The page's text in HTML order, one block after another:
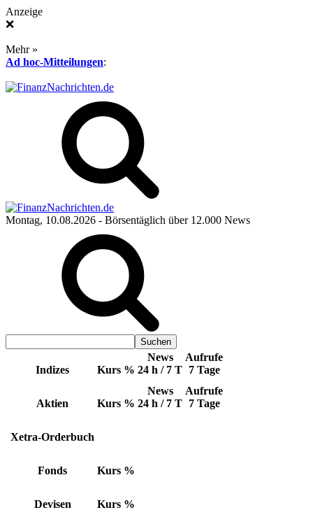
Anzeige
❌
Mehr »
Ad hoc-Mitteilungen:
Montag, 10.08.2026 - Börsentäglich über 12.000 News
Indizes Kurs %
News
24 h / 7 T
Aufrufe
7 Tage
Aktien Kurs %
News
24 h / 7 T
Aufrufe
7 Tage
Xetra-Orderbuch
Fonds Kurs %
Devisen Kurs %